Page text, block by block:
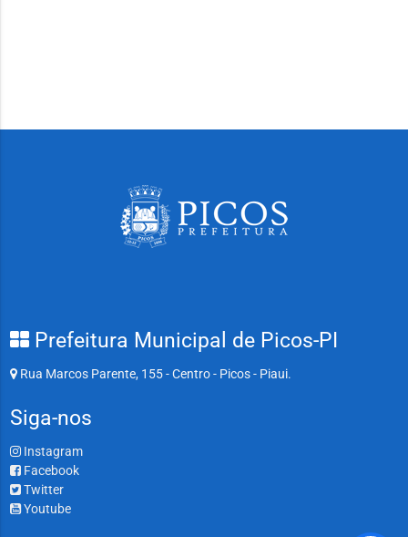
Prefeitura Municipal de Picos-PI
Rua Marcos Parente, 155 - Centro - Picos - Piaui.
Siga-nos
Instagram
Facebook
Twitter
Youtube